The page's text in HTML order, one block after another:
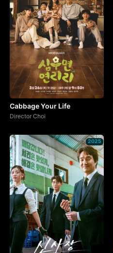
Cabbage Your Life
Director Choi
2025